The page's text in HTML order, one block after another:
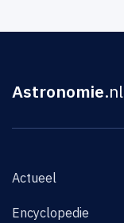
Astronomie.nl
Actueel
Encyclopedie